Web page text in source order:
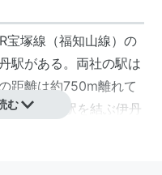
宝塚線 （福知山線）の
駅がある。両社の駅は
距離は約750m離れて
また、両駅を結ぶ伊丹
む